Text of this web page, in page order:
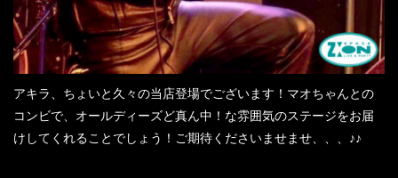
アキラ、ちょいと久々の当店登場でございます！マオちゃんとの
コンビで、オールディーズど真ん中！な雰囲気のステージをお届
けしてくれることでしょう！ご期待くださいませませ、、、♪♪